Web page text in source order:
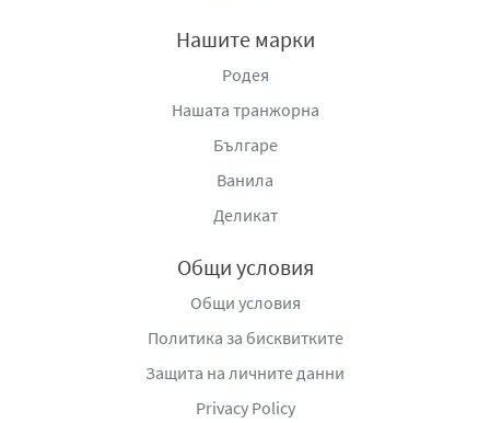
Нашите марки
Родея
Нашата транжорна
Българе
Ванила
Деликат
Общи условия
Общи условия
Политика за бисквитките
Защита на личните данни
Privacy Policy